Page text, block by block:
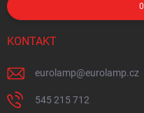
0
KONTAKT
eurolamp@eurolamp.cz
545 215 712